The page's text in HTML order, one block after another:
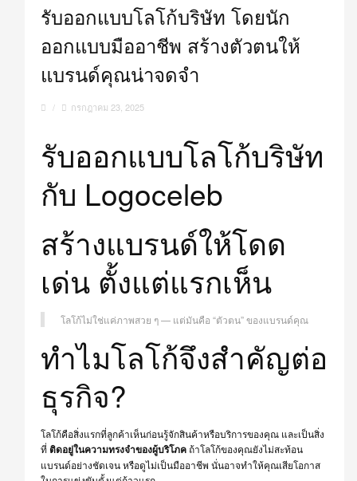
รับออกแบบโลโก้บริษัท โดยนัก
ออกแบบมืออาชีพ สร้างตัวตนให้
แบรนด์คุณน่าจดจำ
/ กรกฎาคม 23, 2025
รับออกแบบโลโก้บริษัท
กับ Logoceleb
สร้างแบรนด์ให้โดด
เด่น ตั้งแต่แรกเห็น
โลโก้ไม่ใช่แค่ภาพสวย ๆ — แต่มันคือ “ตัวตน” ของแบรนด์คุณ
ทำไมโลโก้จึงสำคัญต่อ
ธุรกิจ?
โลโก้คือสิ่งแรกที่ลูกค้าเห็นก่อนรู้จักสินค้าหรือบริการของคุณ และเป็นสิ่ง
ที่ติดอยู่ในความทรงจำของผู้บริโภคถ้าโลโก้ของคุณยังไม่สะท้อน
แบรนด์อย่างชัดเจน หรือดูไม่เป็นมืออาชีพ นั่นอาจทำให้คุณเสียโอกาส